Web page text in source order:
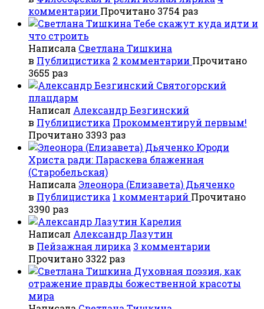
комментарии Прочитано 3754 раз
Тебе скажут куда идти и
что строить
Написала Светлана Тишкина
в Публицистика 2 комментарии Прочитано
3655 раз
Святогорский
плацдарм
Написал Александр Безгинский
в Публицистика Прокомментируй первым!
Прочитано 3393 раз
Юроди
Христа ради: Параскева блаженная
(Старобельская)
Написала Элеонора (Елизавета) Дьяченко
в Публицистика 1 комментарий Прочитано
3390 раз
Карелия
Написал Александр Лазутин
в Пейзажная лирика 3 комментарии
Прочитано 3322 раз
Духовная поэзия, как
отражение правды божественной красоты
мира